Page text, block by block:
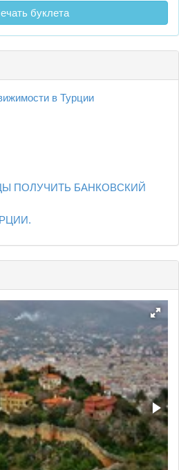
буклета
в Турции
ПОЛУЧИТЬ БАНКОВСКИЙ